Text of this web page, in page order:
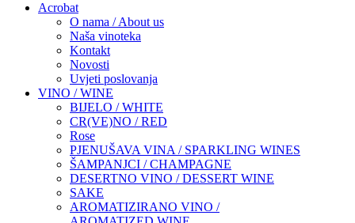
Acrobat
O nama / About us
Naša vinoteka
Kontakt
Novosti
Uvjeti poslovanja
VINO / WINE
BIJELO / WHITE
CR(VE)NO / RED
Rose
PJENUŠAVA VINA / SPARKLING WINES
ŠAMPANJCI / CHAMPAGNE
DESERTNO VINO / DESSERT WINE
SAKE
AROMATIZIRANO VINO /